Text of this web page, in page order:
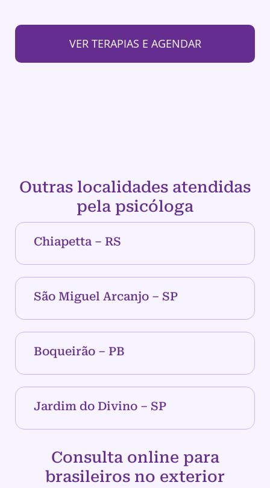
VER TERAPIAS E AGENDAR
Outras localidades atendidas
pela psicóloga
Chiapetta – RS
São Miguel Arcanjo – SP
Boqueirão – PB
Jardim do Divino – SP
Consulta online para
brasileiros no exterior